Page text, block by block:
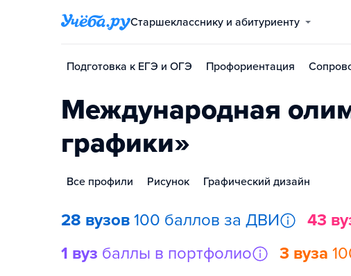
Старшекласснику и абитуриенту
Подготовка к ЕГЭ и ОГЭ Профориентация
Международная
графики»
Все профили Рисунок Графический дизайн
28 вузов 100 баллов за ДВИ 43
1 вуз баллы в портфолио 3 вуза